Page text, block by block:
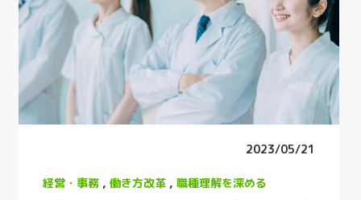
2023/05/21
経営・事務 , 働き方改革 , 職種理解を深める